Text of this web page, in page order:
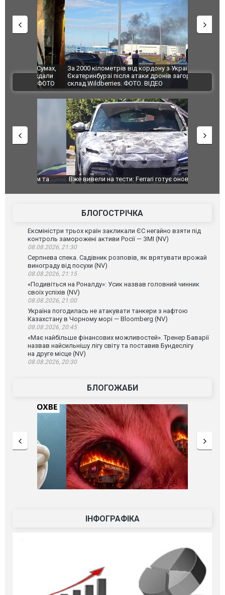
За 2000 кілометрів від кордону з Україною: в
Єкатеринбурзі після атаки дронів загорівся
склад Wildberries. ФОТО. ВІДЕО
"Мої
ВІДЕО
Вже вивели на тести: Ferrari готує оновлення
Вийшов
фільму
БЛОГОСТРІЧКА
Ексміністри трьох країн закликали ЄС негайно взяти під
контроль заморожені активи Росії — ЗМІ (NV)
08.08.2026, 21:30
Серпнева спека. Садівник розповів, як врятувати врожай
винограду від посухи (NV)
08.08.2026, 21:15
«Подивіться на Роналду»: Усик назвав головний чинник
своїх успіхів (NV)
08.08.2026, 21:00
Україна погодилась не атакувати танкери з нафтою
Казахстану в Чорному морі — Bloomberg (NV)
08.08.2026, 20:45
«Має найбільше фінансових можливостей». Тренер Баварії
назвав найсильнішу лігу світу та поставив Бундеслігу
на друге місце (NV)
08.08.2026, 20:30
БЛОГОЖАБИ
ІНФОГРАФІКА